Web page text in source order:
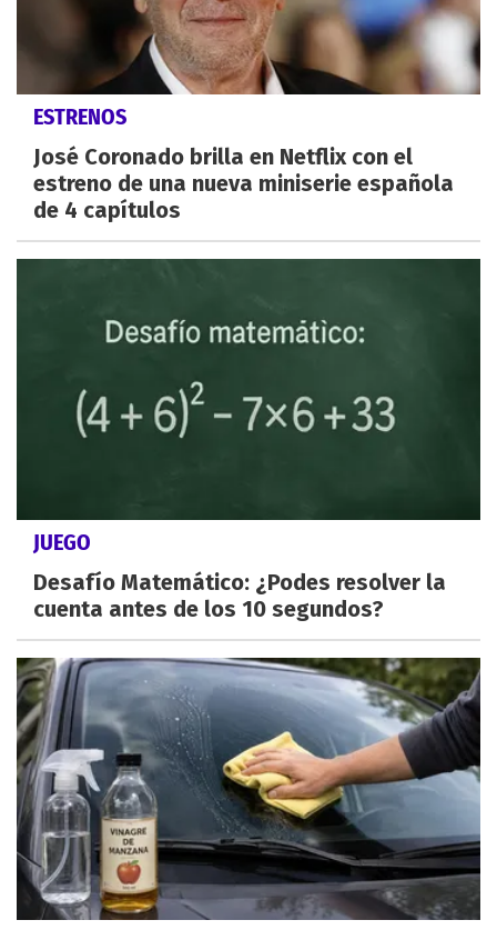
ESTRENOS
José Coronado brilla en Netflix con el
estreno de una nueva miniserie española
de 4 capítulos
JUEGO
Desafío Matemático: ¿Podes resolver la
cuenta antes de los 10 segundos?